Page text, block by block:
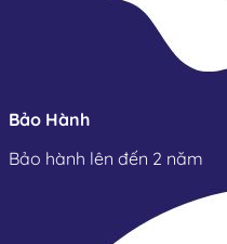
Bảo Hành
Bảo hành lên đến 2 năm